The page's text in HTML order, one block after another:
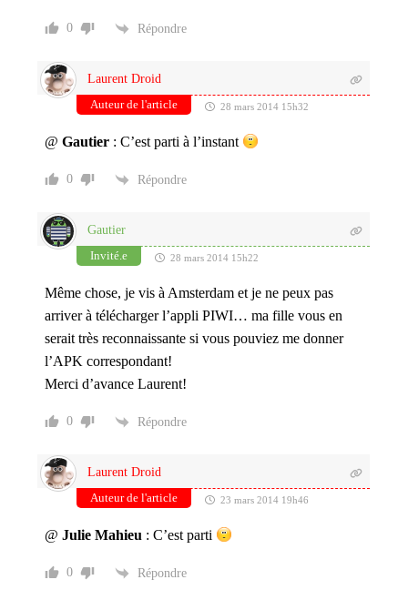
0 Répondre
Laurent Droid
Auteur de l'article
28 mars 2014 15h32
@ Gautier: C’est parti à l’instant
0 Répondre
Gautier
Invité.e
28 mars 2014 15h22
Même chose, je vis à Amsterdam et je ne peux pas
arriver à télécharger l’appli PIWI… ma fille vous en
serait très reconnaissante si vous pouviez me donner
l’APK correspondant!
Merci d’avance Laurent!
0 Répondre
Laurent Droid
Auteur de l'article
23 mars 2014 19h46
@ Julie Mahieu : C’est parti
0 Répondre